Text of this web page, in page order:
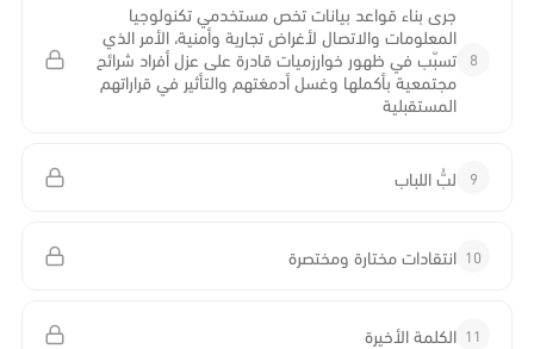
8
جرى بناء قواعد بيانات تخص مستخدمي تكنولوجيا
المعلومات والاتصال لأغراض تجارية وأمنية، الأمر الذي
تسبّب في ظهور خوارزميات قادرة على عزل أفراد شرائح
مجتمعية بأكملها وغسل أدمغتهم والتأثير في قراراتهم
المستقبلية
9 لبُّ اللباب
10 انتقادات مختارة ومختصرة
11 الكلمة الأخيرة